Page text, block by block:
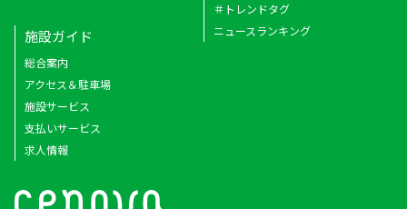
＃トレンドタグ
ニュースランキング
施設ガイド
総合案内
アクセス＆駐車場
施設サービス
支払いサービス
求人情報